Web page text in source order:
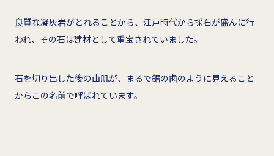
良質な凝灰岩がとれることから、江戸時代から採石が盛んに行
われ、その石は建材として重宝されていました。
石を切り出した後の山肌が、まるで鋸の歯のように見えること
からこの名前で呼ばれています。